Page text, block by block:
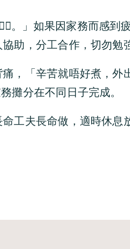
。」如果因家務而感
助，分工合作，切勿勉
，「辛苦就唔好煮，外
攤分在不同日子完成。
工夫長命做，適時休息